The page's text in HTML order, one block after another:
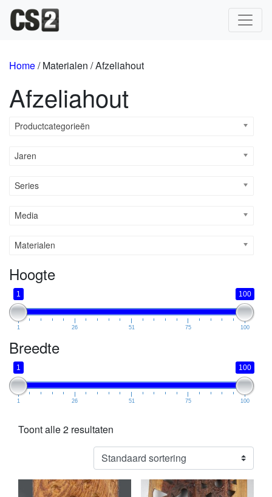
Hoofdnavigatie
Home/ Materialen / Afzeliahout
Afzeliahout
Productcategorieën
Jaren
Series
Media
Materialen
Hoogte
1 100
1 26 51 75 100
Breedte
1 100
1 26 51 75 100
Toont alle 2 resultaten